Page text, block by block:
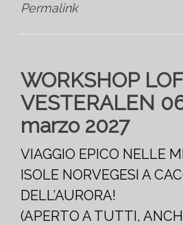
Permalink
WORKSHOP
VESTERALEN
marzo 2027
VIAGGIO EPICO NELLE
ISOLE NORVEGESI A
DELL’AURORA!
(APERTO A TUTTI,